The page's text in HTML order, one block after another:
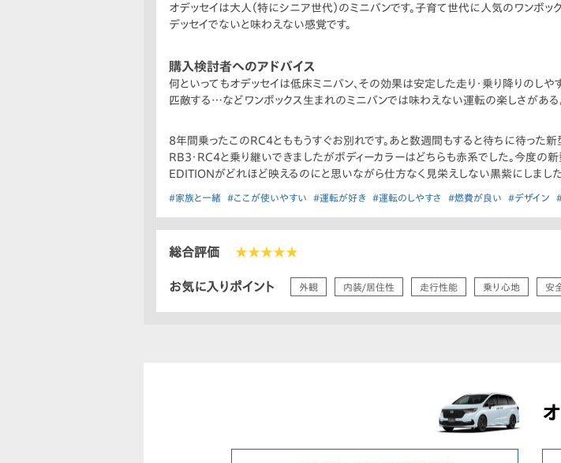
オデッセイは大人（特にシニア世代）のミニバンです。子育て世代に人気のワンボッ
デッセイでないと味わえない感覚です。
購入検討者へのアドバイス
何といってもオデッセイは低床ミニバン、その効果は安定した走り・乗り降りのし
匹敵する…などワンボックス生まれのミニバンでは味わえない運転の楽しさがある
8年間乗ったこのRC4とももうすぐお別れです。あと数週間もすると待ちに待った新
RB3・RC4と乗り継いできましたがボディーカラーはどちらも赤系でした。今度
EDITIONがどれほど映えるのにと思いながら仕方なく見栄えしない黒紫にしまし
#家族と一緒 #ここが使いやすい #運転が好き #運転のしやすさ #燃費が良い #デザイン
総合評価 ★★★★★
お気に入りポイント 外観 内装/居住性 走行性能 乗り心地 安